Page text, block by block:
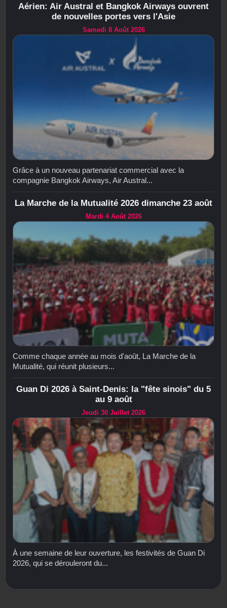
Aérien: Air Austral et Bangkok Airways ouvrent
de nouvelles portes vers l'Asie
Samedi 8 Août 2026
Grâce à un nouveau partenariat commercial avec la
compagnie Bangkok Airways, Air Austral...
La Marche de la Mutualité 2026 dimanche 23 août
Mardi 4 Août 2026
Comme chaque année au mois d'août, La Marche de la
Mutualité, qui réunit plusieurs...
Guan Di 2026 à Saint-Denis: la "fête sinois" du 5
au 9 août
Jeudi 30 Juillet 2026
À une semaine de leur ouverture, les festivités de Guan Di
2026, qui se dérouleront du...